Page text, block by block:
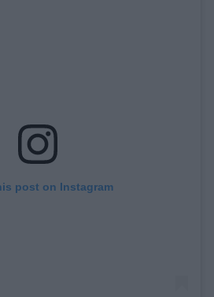
post on Instagram